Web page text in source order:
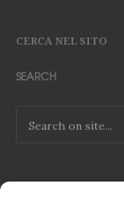
CERCA NEL SITO
SEARCH